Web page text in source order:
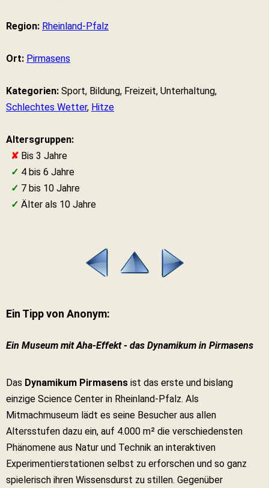
Region: Rheinland-Pfalz
Ort: Pirmasens
Kategorien: Sport, Bildung, Freizeit, Unterhaltung,
Schlechtes Wetter, Hitze
Altersgruppen:
✘ Bis 3 Jahre
✓ 4 bis 6 Jahre
✓ 7 bis 10 Jahre
✓ Älter als 10 Jahre
Ein Tipp von Anonym:
Ein Museum mit Aha-Effekt - das Dynamikum in Pirmasens
Das Dynamikum Pirmasens ist das erste und bislang
einzige Science Center in Rheinland-Pfalz. Als
Mitmachmuseum lädt es seine Besucher aus allen
Altersstufen dazu ein, auf 4.000 m² die verschiedensten
Phänomene aus Natur und Technik an interaktiven
Experimentierstationen selbst zu erforschen und so ganz
spielerisch ihren Wissensdurst zu stillen. Gegenüber